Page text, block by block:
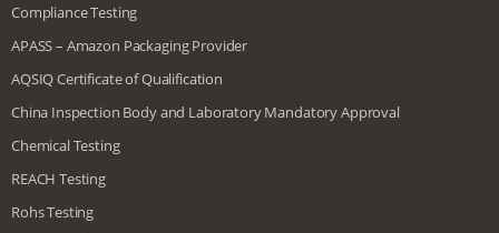
Compliance Testing
APASS – Amazon Packaging Provider
AQSIQ Certificate of Qualification
China Inspection Body and Laboratory Mandatory Approval
Chemical Testing
REACH Testing
Rohs Testing